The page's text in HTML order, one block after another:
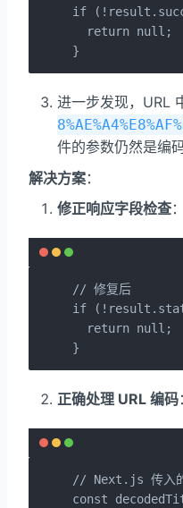
if
  return null;
}
进一步发现，URL
件的参数仍然是编码
解决方案：
修正响应字段检查：
// 修复后
if
  return null;
}
正确处理 URL 编码：
// Next.js 传入
const